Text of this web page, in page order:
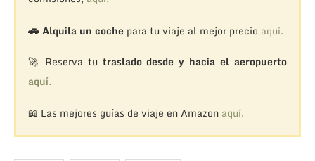
🚗Alquila un coche para tu viaje al mejor precio aquí.
🚀 Reserva tu traslado desde y hacia el aeropuerto
aquí.
📖 Las mejores guías de viaje en Amazon aquí.